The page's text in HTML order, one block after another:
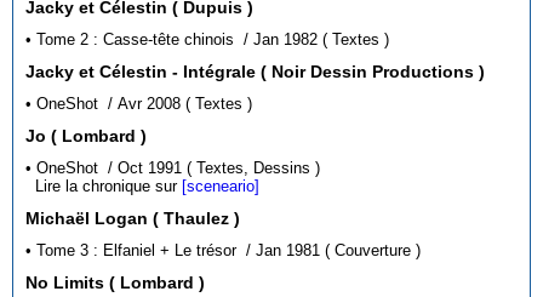
Jacky et Célestin ( Dupuis )
• Tome 2 : Casse-tête chinois / Jan 1982 ( Textes )
Jacky et Célestin - Intégrale ( Noir Dessin Productions )
• OneShot / Avr 2008 ( Textes )
Jo ( Lombard )
• OneShot / Oct 1991 ( Textes, Dessins )
Lire la chronique sur [sceneario]
Michaël Logan ( Thaulez )
• Tome 3 : Elfaniel + Le trésor / Jan 1981 ( Couverture )
No Limits ( Lombard )